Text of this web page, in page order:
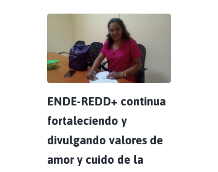
ENDE-REDD+ continua
fortaleciendo y
divulgando valores de
amor y cuido de la